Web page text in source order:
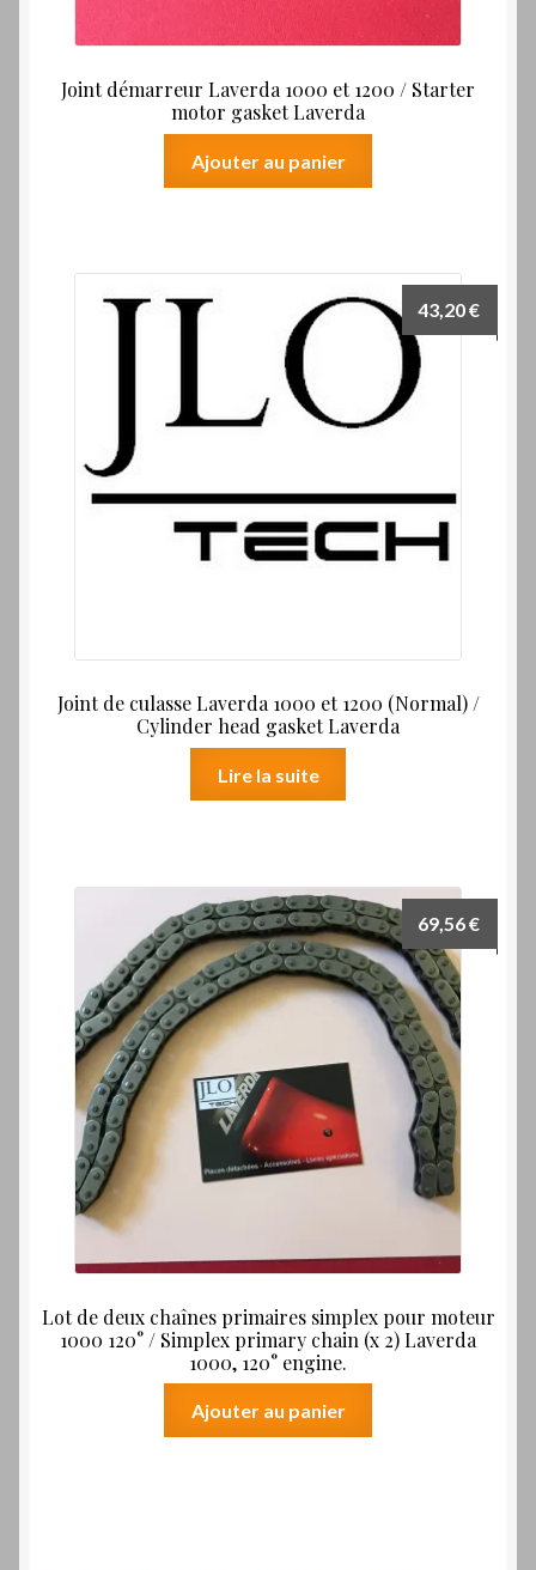
Joint démarreur Laverda 1000 et 1200 / Starter
motor gasket Laverda
Ajouter au panier
Joint de culasse Laverda 1000 et 1200 (Normal) /
Cylinder head gasket Laverda
43,20€
Lire la suite
Lot de deux chaînes primaires simplex pour moteur
1000 120° / Simplex primary chain (x 2) Laverda
1000, 120° engine.
69,56€
Ajouter au panier